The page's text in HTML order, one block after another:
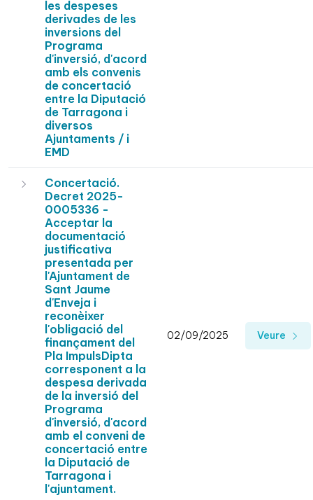
les despeses
derivades de les
inversions del
Programa
d'inversió, d'acord
amb els convenis
de concertació
entre la Diputació
de Tarragona i
diversos
Ajuntaments / i
EMD
Concertació.
Decret 2025-
0005336 -
Acceptar la
documentació
justificativa
presentada per
l'Ajuntament de
Sant Jaume
d'Enveja i
reconèixer
l'obligació del
finançament del
Pla ImpulsDipta
corresponent a la
despesa derivada
de la inversió del
Programa
d'inversió, d'acord
amb el conveni de
concertació entre
la Diputació de
Tarragona i
l'ajuntament.
02/09/2025 Veure